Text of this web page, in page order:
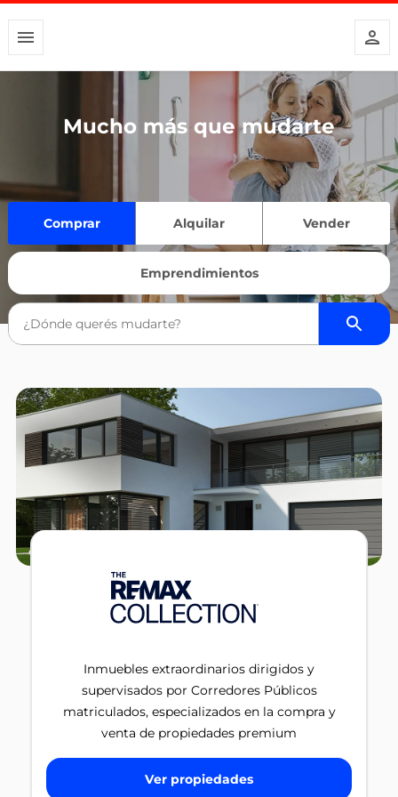
Mucho más que mudarte
Comprar Alquilar Vender
Emprendimientos
Inmuebles extraordinarios dirigidos y
supervisados por Corredores Públicos
matriculados, especializados en la compra y
venta de propiedades premium
Ver propiedades